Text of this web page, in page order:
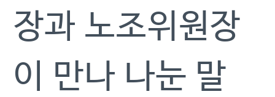
장과 노조위원장
이 만나 나눈 말